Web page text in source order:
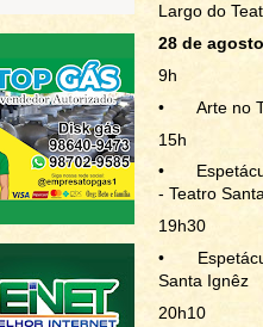
Largo do
28 de
9h
•
Arte no
15h
•
- Teatro
19h30
•
Santa Ignêz
20h10